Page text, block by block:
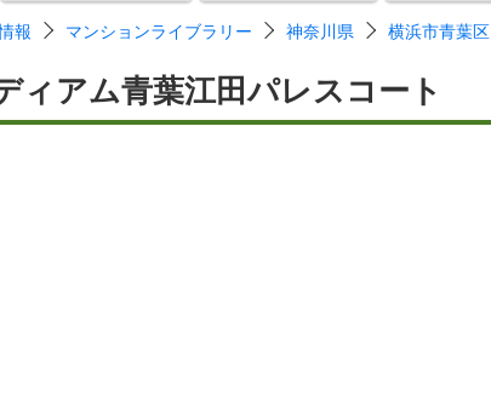
報 マンションライブラリー 神奈川県 横浜市青葉区
ィアム青葉江田パレスコート